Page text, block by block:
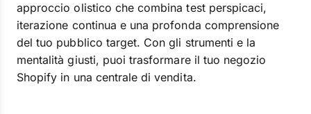
approccio olistico che combina test perspicaci,
iterazione continua e una profonda comprensione
del tuo pubblico target. Con gli strumenti e la
mentalità giusti, puoi trasformare il tuo negozio
Shopify in una centrale di vendita.